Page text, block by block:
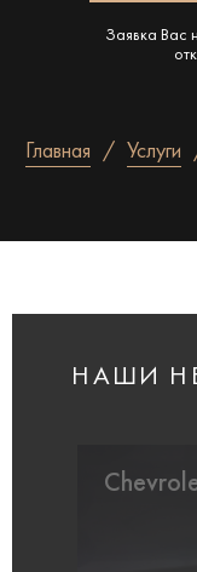
Заявка Вас
Главная Услуги
НАШИ